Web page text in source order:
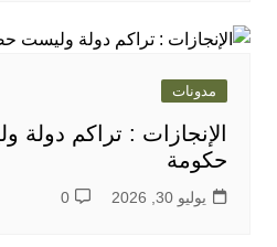
مدونات
الإنجازات : تراكم
حكومة
يوليو 30, 2026 0